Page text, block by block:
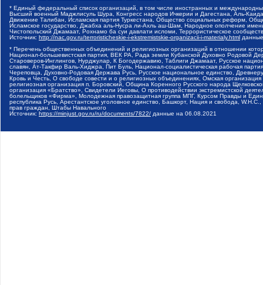
* Единый федеральный список организаций, в том числе иностранных и
Высший военный Маджлисуль Шура, Конгресс народов Ичкерии и Дагестана, Аль-
Движение Талибан, Исламская партия Туркестана, Общество социальных реформ,
Исламское государство, Джабха аль-Нусра ли-Ахль аш-Шам, Народное ополчение
Чистопольский Джамаат, Рохнамо ба суи давлати исломи, Террористическое
Источник: http://nac.gov.ru/terroristicheskie-i-ekstremistskie-organizacii-i-materialy.html
* Перечень общественных объединений и религиозных организаций в отношении
Национал-большевистская партия, ВЕК РА, Рада земли Кубанской Духовно Родовой
Староверов-Инглингов, Нурджулар, К Богодержавию, Таблиги Джамаат, Русское
славян, Ат-Такфир Валь-Хиджра, Пит Буль, Национал-социалистическая рабочая
Череповца, Духовно-Родовая Держава Русь, Русское национальное единство,
Кровь и Честь, О свободе совести и о религиозных объединениях, Омская
религиозная организация п. Боровский, Община Коренного Русского народа
организация «Братство», Свидетели Иеговы, О противодействии экстремистской
болельщиков «Фирма», Молодежная правозащитная группа МПГ, Курсом Правды и
республика Русь, Арестантское уголовное единство, Башкорт, Нация и свобода,
прав граждан, Штабы Навального
Источник: https://minjust.gov.ru/ru/documents/7822/ данные на 06.08.2021